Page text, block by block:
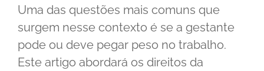
Uma das questões mais comuns que
surgem nesse contexto é se a gestante
pode ou deve pegar peso no trabalho.
Este artigo abordará os direitos da